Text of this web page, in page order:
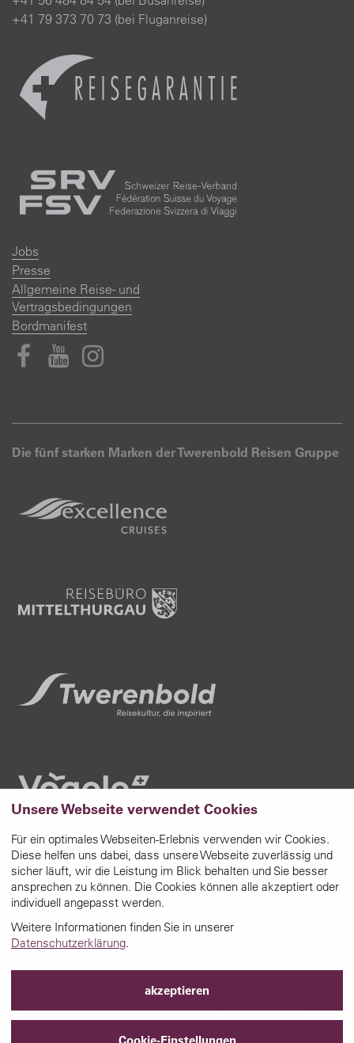
Unsere Webseite verwendet Cookies
Für ein optimales Webseiten-Erlebnis verwenden wir Cookies.
Diese helfen uns dabei, dass unsere Webseite zuverlässig und
sicher läuft, wir die Leistung im Blick behalten und Sie besser
ansprechen zu können. Die Cookies können alle akzeptiert oder
individuell angepasst werden.
Weitere Informationen finden Sie in unserer
Datenschutzerklärung.
akzeptieren
+41 79 373 70 73 (bei Fluganreise)
Jobs
Presse
Allgemeine Reise- und
Vertragsbedingungen
Bordmanifest
Die fünf starken Marken der Twerenbold Reisen Gruppe
© 2026 Excellence Cruises | Webdesign by